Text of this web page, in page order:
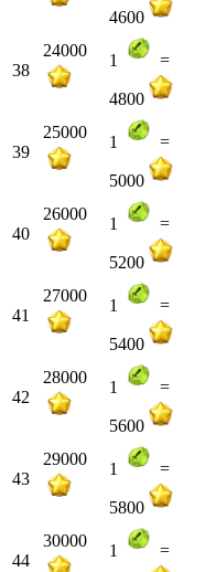
4600
38
24000
1 =
4800
39
25000
1 =
5000
40
26000
1 =
5200
41
27000
1 =
5400
42
28000
1 =
5600
43
29000
1 =
5800
44
30000
1 =